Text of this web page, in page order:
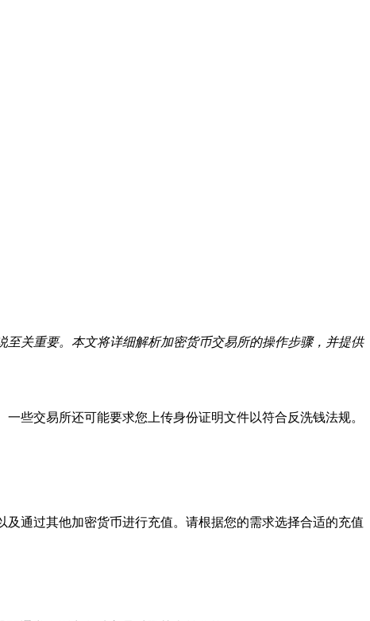
关重要。本文将详细解析加密货币交易所的操作步骤，并提供
些交易所还可能要求您上传身份证明文件以符合反洗钱法规。
通过其他加密货币进行充值。请根据您的需求选择合适的充值